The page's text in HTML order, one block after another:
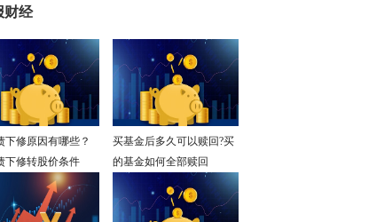
财经
下修原因有哪些？
下修转股价条件
买基金后多久可以赎回?买
的基金如何全部赎回